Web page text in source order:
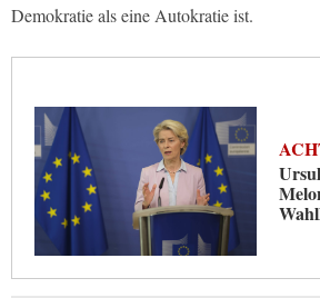
Demokratie als eine Autokratie ist.